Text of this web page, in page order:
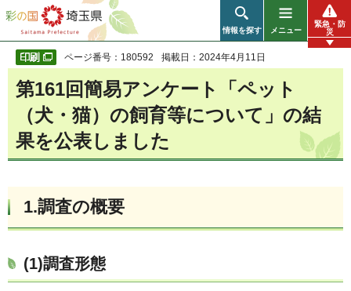
彩の国 埼玉県
情報を探す メニュー
緊急・防
災
ページ番号：180592 掲載日：2024年4月11日
第161回簡易アンケート「ペット
（犬・猫）の飼育等について」の結
果を公表しました
1.調査の概要
(1)調査形態